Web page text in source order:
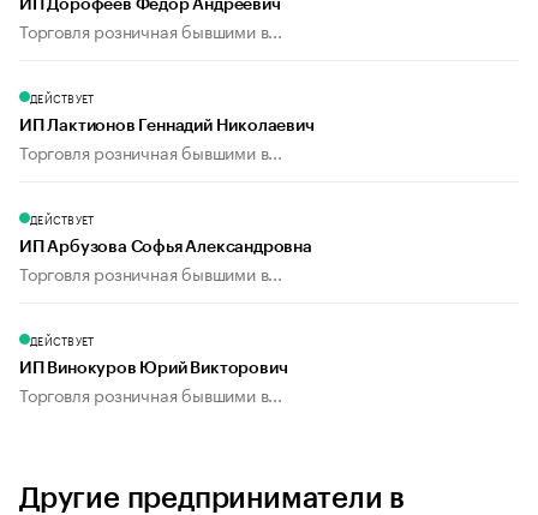
ИП Дорофеев Федор Андреевич
Торговля розничная бывшими в...
ДЕЙСТВУЕТ
ИП Лактионов Геннадий Николаевич
Торговля розничная бывшими в...
ДЕЙСТВУЕТ
ИП Арбузова Софья Александровна
Торговля розничная бывшими в...
ДЕЙСТВУЕТ
ИП Винокуров Юрий Викторович
Торговля розничная бывшими в...
Другие предприниматели в